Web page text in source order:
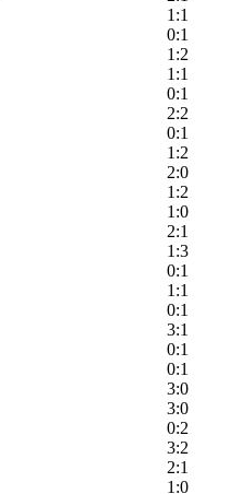
1:1
0:1
1:2
1:1
0:1
2:2
0:1
1:2
2:0
1:2
1:0
2:1
1:3
0:1
1:1
0:1
3:1
0:1
0:1
3:0
3:0
0:2
3:2
2:1
1:0